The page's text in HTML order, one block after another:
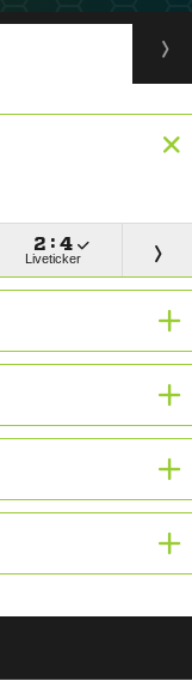
 : 
Liveticker